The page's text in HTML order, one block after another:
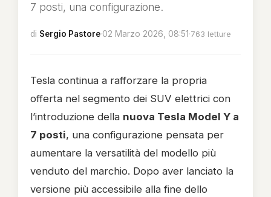
7 posti, una configurazione.
di Sergio Pastore·02 Marzo 2026, 08:51·763 letture
Tesla continua a rafforzare la propria
offerta nel segmento dei SUV elettrici con
l’introduzione della nuova Tesla Model Y a
7 posti, una configurazione pensata per
aumentare la versatilità del modello più
venduto del marchio. Dopo aver lanciato la
versione più accessibile alla fine dello